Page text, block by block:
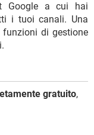
Google a cui hai
i tuoi canali. Una
di gestione
gratuito,